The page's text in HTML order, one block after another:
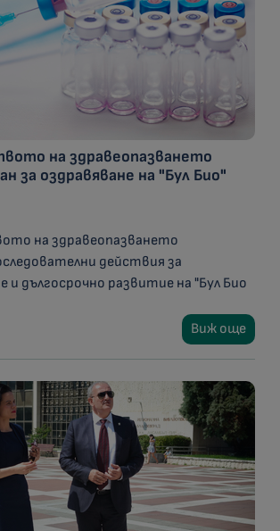
на здравеопазването
за оздравяване на "Бул Био"
на здравеопазването
действия за
и дългосрочно развитие на "Бул Био
Виж още